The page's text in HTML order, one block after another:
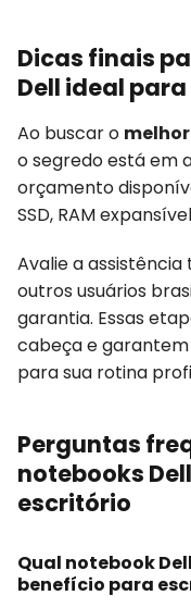
Dicas finais
Dell ideal
Ao buscar o
o segredo está em
orçamento
SSD, RAM
Avalie a
outros usuários
garantia. Essas
cabeça e
para sua rotina
Perguntas
notebooks
escritório
Qual notebook
benefício para